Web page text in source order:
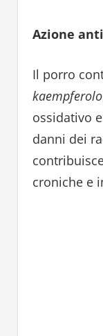
Azione
Il porro
kaempferolo
ossidativo
danni dei
croniche e